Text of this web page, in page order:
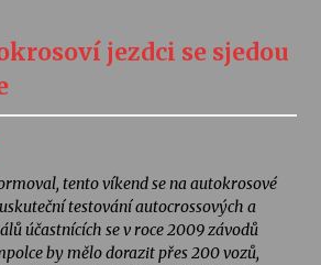
jezdci se sjedou
tento víkend se na autokrosové
testování autocrossových a
účastnících se v roce 2009 závodů
by mělo dorazit přes 200 vozů,